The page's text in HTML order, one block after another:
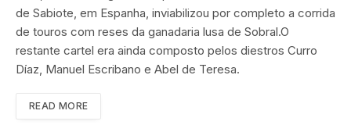
de Sabiote, em Espanha, inviabilizou por completo a corrida
de touros com reses da ganadaria lusa de Sobral.O
restante cartel era ainda composto pelos diestros Curro
Díaz, Manuel Escribano e Abel de Teresa.
READ MORE